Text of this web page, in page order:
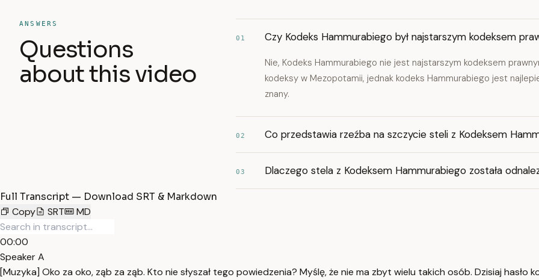
ANSWERS
Questions
about this video
01 Czy Kodeks Hammurabiego był najstarszym kodeksem
Nie, Kodeks Hammurabiego nie jest najstarszym kodeksem
kodeksy w Mezopotamii, jednak kodeks Hammurabiego jest
znany.
02 Co przedstawia rzeźba na szczycie steli z Kodeksem
03 Dlaczego stela z Kodeksem Hammurabiego została
Full Transcript — Download SRT & Markdown
Copy
SRT MD
00:00
Speaker A
[Muzyka] Oko za oko, ząb za ząb. Kto nie słyszał tego powiedzenia? Myślę, że nie ma zbyt wielu takich osób. Dzisiaj hasło